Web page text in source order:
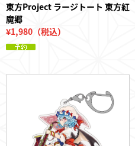
東方Project ラージトート 東方紅
魔郷
¥1,980（税込）